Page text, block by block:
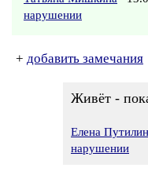
нарушении
+ добавить замечания
Живëт -
Елена
нарушении